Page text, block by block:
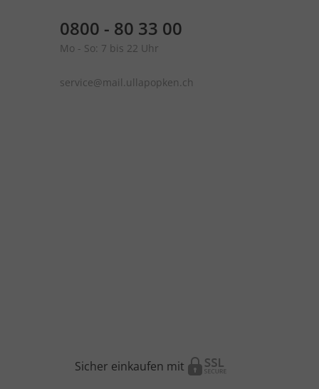
0800 - 80 33 00
Mo - So: 7 bis 22 Uhr
service@mail.ullapopken.ch
Sicher einkaufen mit